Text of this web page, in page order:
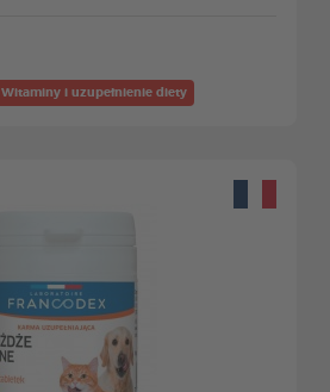
Witaminy i uzupełnienie diety